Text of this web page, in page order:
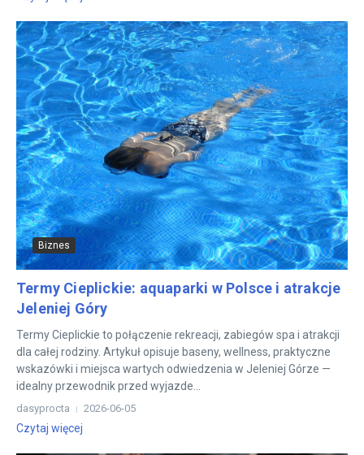
Biznes
Termy Cieplickie: aquaparki w Polsce i atrakcje
Jeleniej Góry
Termy Cieplickie to połączenie rekreacji, zabiegów spa i atrakcji
dla całej rodziny. Artykuł opisuje baseny, wellness, praktyczne
wskazówki i miejsca wartych odwiedzenia w Jeleniej Górze —
idealny przewodnik przed wyjazde...
dasyprocta 2026-06-05
Czytaj więcej